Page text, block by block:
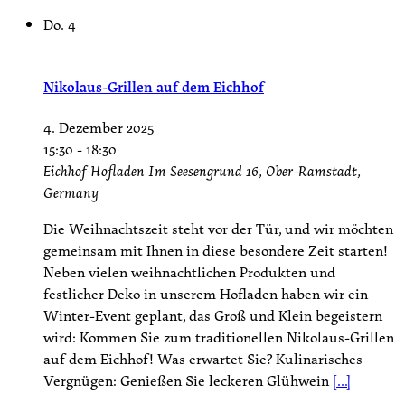
Do. 4
Nikolaus-Grillen auf dem Eichhof
4. Dezember 2025
15:30 -18:30
Eichhof Hofladen Im Seesengrund 16, Ober-Ramstadt,
Germany
Die Weihnachtszeit steht vor der Tür, und wir möchten
gemeinsam mit Ihnen in diese besondere Zeit starten!
Neben vielen weihnachtlichen Produkten und
festlicher Deko in unserem Hofladen haben wir ein
Winter-Event geplant, das Groß und Klein begeistern
wird: Kommen Sie zum traditionellen Nikolaus-Grillen
auf dem Eichhof! Was erwartet Sie? Kulinarisches
Vergnügen: Genießen Sie leckeren Glühwein[...]